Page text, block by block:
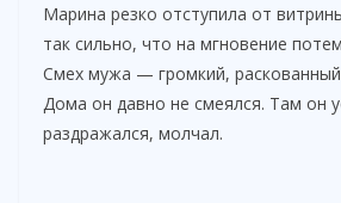
Марина резко отступила от
так сильно, что на мгновение
Смех мужа — громкий,
Дома он давно не смеялся. Там он
раздражался, молчал.